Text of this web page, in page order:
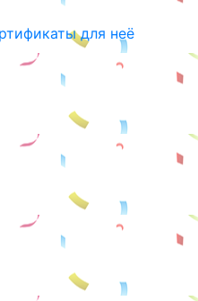
для неё